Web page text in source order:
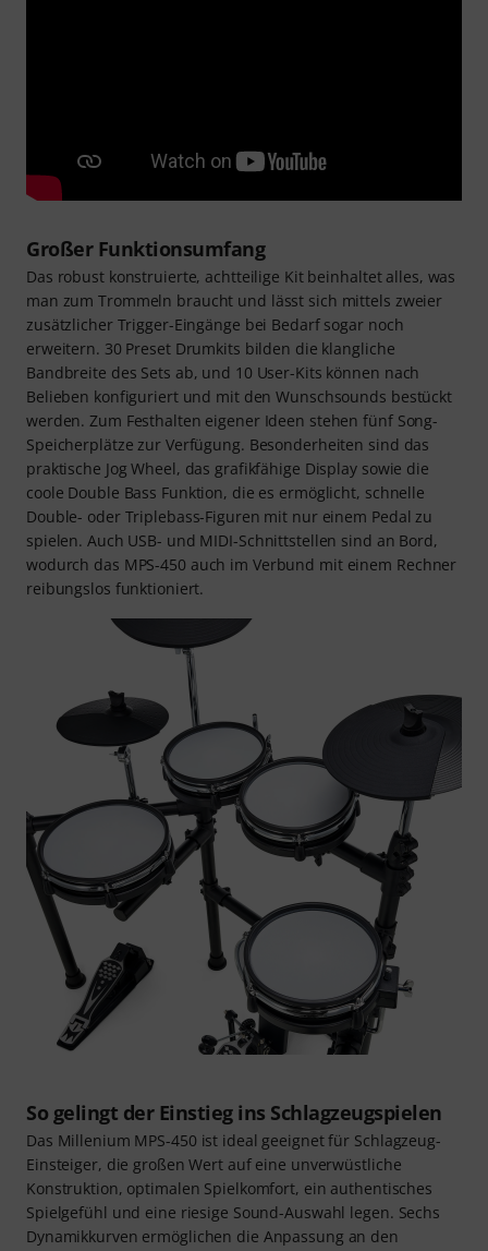
Großer Funktionsumfang
Das robust konstruierte, achtteilige Kit beinhaltet alles, was
man zum Trommeln braucht und lässt sich mittels zweier
zusätzlicher Trigger-Eingänge bei Bedarf sogar noch
erweitern. 30 Preset Drumkits bilden die klangliche
Bandbreite des Sets ab, und 10 User-Kits können nach
Belieben konfiguriert und mit den Wunschsounds bestückt
werden. Zum Festhalten eigener Ideen stehen fünf Song-
Speicherplätze zur Verfügung. Besonderheiten sind das
praktische Jog Wheel, das grafikfähige Display sowie die
coole Double Bass Funktion, die es ermöglicht, schnelle
Double- oder Triplebass-Figuren mit nur einem Pedal zu
spielen. Auch USB- und MIDI-Schnittstellen sind an Bord,
wodurch das MPS-450 auch im Verbund mit einem Rechner
reibungslos funktioniert.
So gelingt der Einstieg ins Schlagzeugspielen
Das Millenium MPS-450 ist ideal geeignet für Schlagzeug-
Einsteiger, die großen Wert auf eine unverwüstliche
Konstruktion, optimalen Spielkomfort, ein authentisches
Spielgefühl und eine riesige Sound-Auswahl legen. Sechs
Dynamikkurven ermöglichen die Anpassung an den